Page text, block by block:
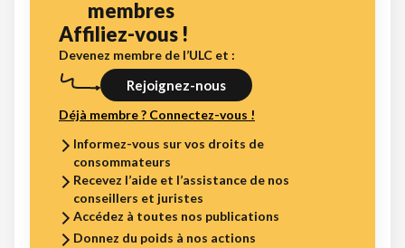
membres
Affiliez-vous !
Devenez membre de l’ULC et :
Rejoignez-nous
Déjà membre ? Connectez-vous !
Informez-vous sur vos droits de
consommateurs
Recevez l’aide et l’assistance de nos
conseillers et juristes
Accédez à toutes nos publications
Donnez du poids à nos actions